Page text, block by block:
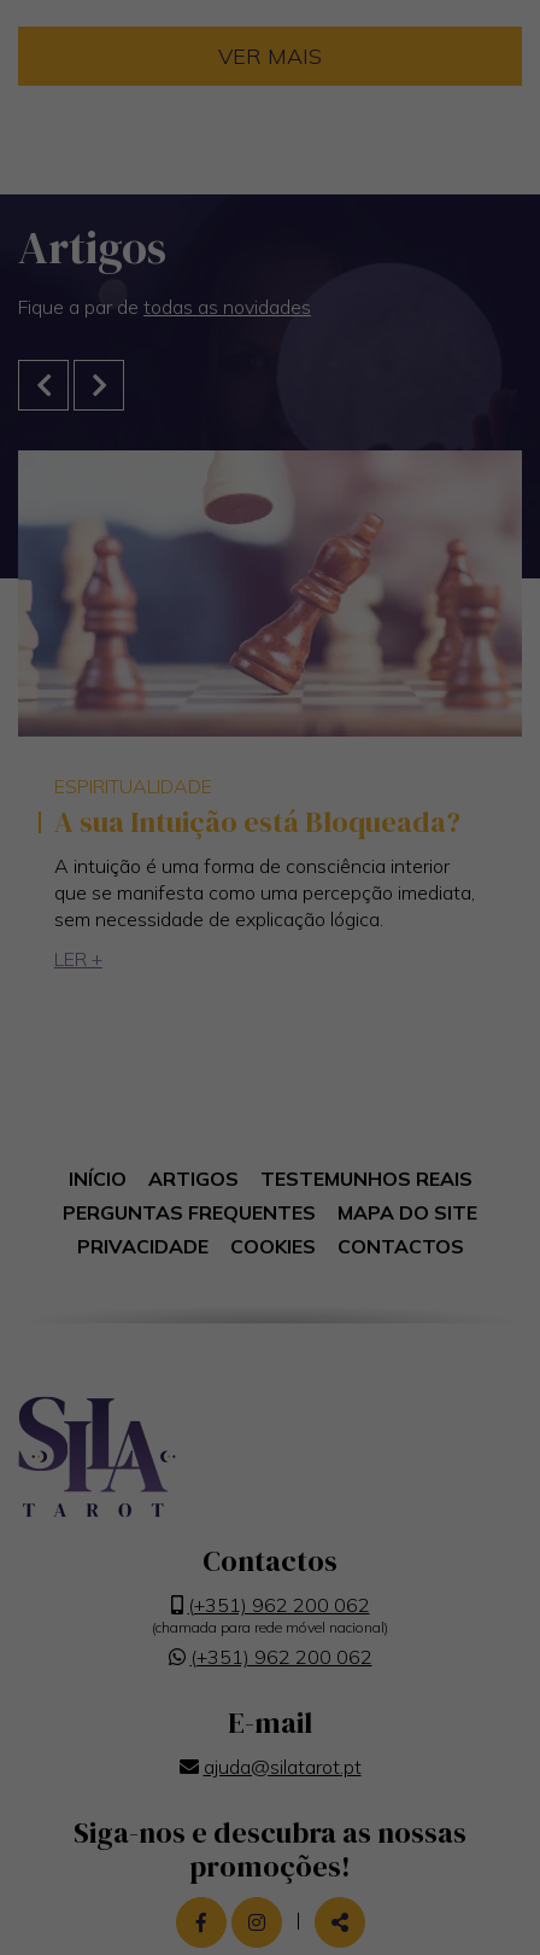
VER MAIS
Artigos
Fique a par de todas as novidades
ESPIRITUALIDADE
A sua Intuição está Bloqueada?
A intuição é uma forma de consciência interior
que se manifesta como uma percepção imediata,
sem necessidade de explicação lógica.
LER +
INÍCIO ARTIGOS
TESTEMUNHOS REAIS
PERGUNTAS FREQUENTES
MAPA DO SITE
PRIVACIDADE
COOKIES CONTACTOS
Contactos
(+351) 962 200 062
(chamada para rede móvel nacional)
(+351) 962 200 062
E-mail
ajuda@silatarot.pt
Siga-nos e descubra as nossas
promoções!
LINK PARA A PÁGINA DE FACEBOOK
LINK PARA A PÁGINA DE
|
PARTILHAR